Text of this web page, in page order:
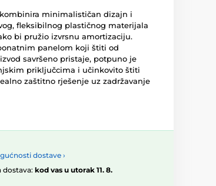
minimalističan dizajn i
fleksibilnog plastičnog materijala
bi pružio izvrsnu amortizaciju.
panelom koji štiti od
savršeno pristaje, potpuno je
priključcima i učinkovito štiti
zaštitno rješenje uz zadržavanje
dostave ›
dostava: kod vas u utorak 11. 8.